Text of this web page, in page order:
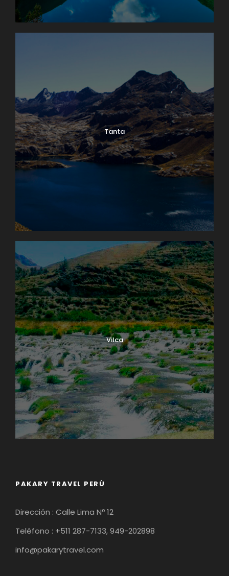
Tanta
Vilca
PAKARY TRAVEL PERÚ
Dirección : Calle Lima Nº 12
Teléfono : +511 287-7133, 949-202898
info@pakarytravel.com